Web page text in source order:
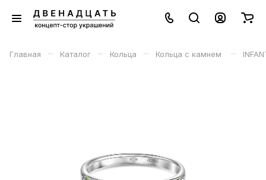
Главная – Каталог – Кольца – Кольца с камнем –